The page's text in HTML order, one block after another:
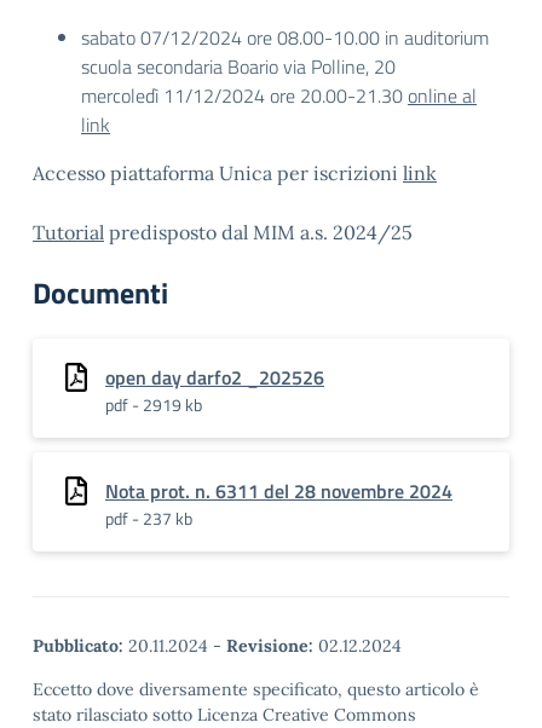
sabato 07/12/2024 ore 08.00-10.00 in auditorium
scuola secondaria Boario via Polline, 20
mercoledì 11/12/2024 ore 20.00-21.30 online al
link
Accesso piattaforma Unica per iscrizioni link
Tutorial predisposto dal MIM a.s. 2024/25
Documenti
open day darfo2 _202526
pdf - 2919 kb
Nota prot. n. 6311 del 28 novembre 2024
pdf - 237 kb
Pubblicato: 20.11.2024 - Revisione: 02.12.2024
Eccetto dove diversamente specificato, questo articolo è
stato rilasciato sotto Licenza Creative Commons